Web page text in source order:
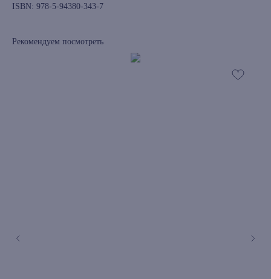
ISBN: 978-5-94380-343-7
Рекомендуем посмотреть